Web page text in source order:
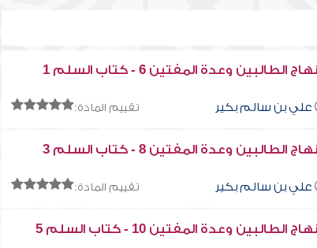
الطالبين وعدة المفتين 6 - كتاب السلم 1
علي بن سالم بكير تقييم المادة:
الطالبين وعدة المفتين 8 - كتاب السلم 3
علي بن سالم بكير تقييم المادة:
الطالبين وعدة المفتين 10 - كتاب السلم 5